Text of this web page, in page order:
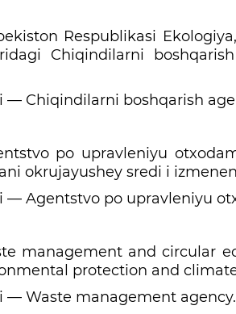
Respublikasi
Chiqindilarni
— Chiqindilarni boshqarish
po upravleniyu
okrujayushey sredi i
— Agentstvo po upravleniyu
management and circular
protection and
— Waste management agency.